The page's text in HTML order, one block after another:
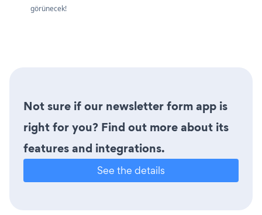
görünecek!
Not sure if our newsletter form app is
right for you? Find out more about its
features and integrations.
See the details